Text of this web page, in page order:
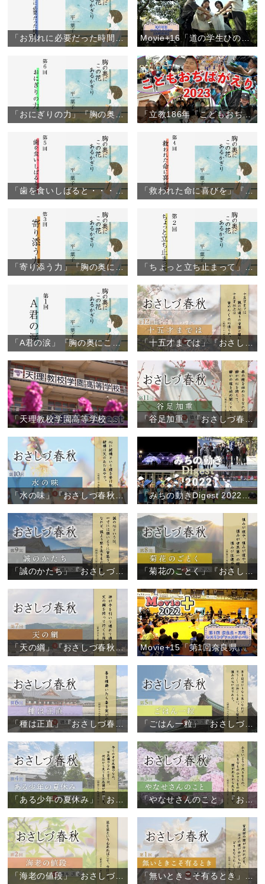
「お別れに必要だった時間」『胸の奥にこの花あるかぎり』（7） Movie+16「道の学生ひのきしんDAY【大阪教区】」
「おにぎりの力」『胸の奥にこの花あるかぎり』（6） 「立教186年『こどもおぢばがえり』閉幕」（2023年8月6日）
「歯を食いしばると・・・」『胸の奥にこの花あるかぎり』（5） 「救われた命に喜びを」『胸の奥にこの花あるかぎり』（4）
「寄り添う力」『胸の奥にこの花あるかぎり』（3） 「ちょっと立ち止まって」『胸の奥にこの花あるかぎり』（2）
「A君の涙」『胸の奥にこの花あるかぎり』（1） 「十五才までは」『おさしづ春秋』（12）
「天理教校学園高等学校 卒業式」 「谷足加重」『おさしづ春秋』（11）
「水の味」『おさしづ春秋』（10） 「みちの動きDigest 2022」（2022年12月27日）
「誠のかたち」『おさしづ春秋』（9） 「菊花のごとく」『おさしづ春秋』（8）
「天の綱」『おさしづ春秋』（7） Movie+15「第1回奈良県・天理レスリングフェスティバル」
「ごはん一粒」『おさしづ春秋』（5）
「ある少年の夏休み」『おさしづ春秋』（4） 「やなせさんのこと」『おさしづ春秋』（3）
「海老の値段」『おさしづ春秋』（2） 「無いときこそ有るとき」『おさしづ春秋』（1）